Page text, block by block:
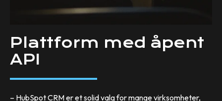
Plattform med åpent
API
– HubSpot CRM er et solid valg for mange virksomheter,